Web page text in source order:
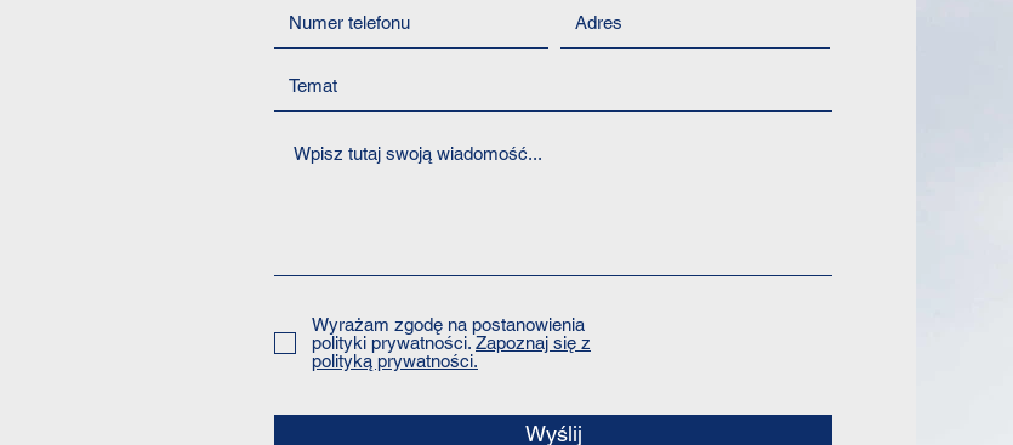
Wyrażam zgodę na postanowienia
polityki prywatności. Zapoznaj się z
polityką prywatności.
Wyślij